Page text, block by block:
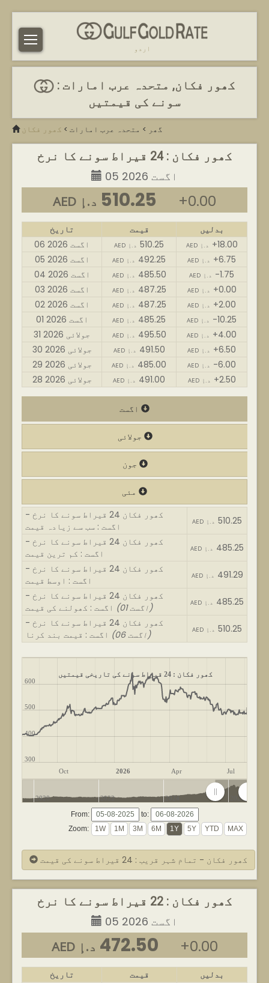
اردو
کھور فکان, متحدہ عرب امارات :
سونے کی قیمتیں
گھر > متحدہ عرب امارات > کھور فکان
کھور فکان : 24 قیراط سونے کا نرخ
05 اگست 2026
AED د.إ 510.25 +0.00
تاریخ قیمت
بدلیں
06 اگست 2026
AED د.إ 510.25 AED د.إ +18.00
05 اگست 2026
AED د.إ 492.25 AED د.إ +6.75
04 اگست 2026
AED د.إ 485.50 AED د.إ -1.75
03 اگست 2026
AED د.إ 487.25 AED د.إ +0.00
02 اگست 2026
AED د.إ 487.25 AED د.إ +2.00
01 اگست 2026
AED د.إ 485.25 AED د.إ -10.25
31 جولائی 2026
AED د.إ 495.50 AED د.إ +4.00
30 جولائی 2026
AED د.إ 491.50 AED د.إ +6.50
29 جولائی 2026
AED د.إ 485.00 AED د.إ -6.00
28 جولائی 2026
AED د.إ 491.00 AED د.إ +2.50
کھور فکان 24 قیراط سونے کا نرخ -
اگست : سب سے زیادہ قیمت
AED د.إ 510.25
کھور فکان 24 قیراط سونے کا نرخ -
اگست : کم ترین قیمت
AED د.إ 485.25
کھور فکان 24 قیراط سونے کا نرخ -
اگست : اوسط قیمت
AED د.إ 491.29
کھور فکان 24 قیراط سونے کا نرخ -
(01 اگست) AED د.إ 485.25
کھور فکان 24 قیراط سونے کا نرخ -
(06 اگست) AED د.إ 510.25
کھور فکان : 24 قیراط سونے کی تاریخی قیمتیں
Oct 2026 Apr Jul
300
400
500
600
2020 2022 2024 2026
From:
to:
Zoom:
کھور فکان - تمام شہر قریب : 24 قیراط سونے کی قیمت
کھور فکان : 22 قیراط سونے کا نرخ
05 اگست 2026
AED د.إ 472.50 +0.00
تاریخ قیمت
بدلیں